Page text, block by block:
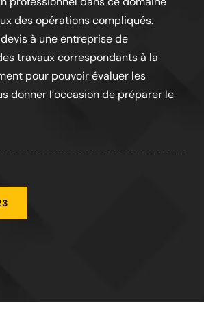
des opérations compliqués.
à une entreprise de
travaux correspondants à la
pour pouvoir évaluer les
donner l’occasion de préparer le